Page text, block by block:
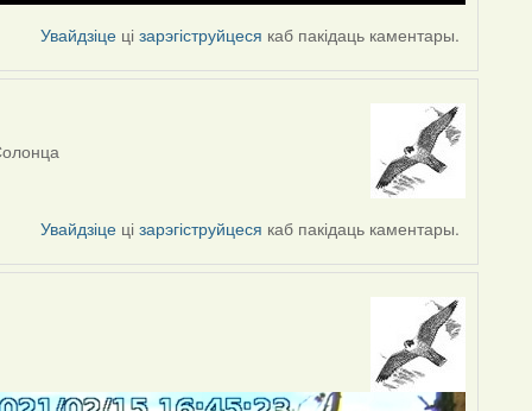
Увайдзіце цізарэгіструйцеся каб пакідаць каментары.
Увайдзіце цізарэгіструйцеся каб пакідаць каментары.